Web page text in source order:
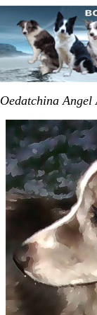
Oedatchina